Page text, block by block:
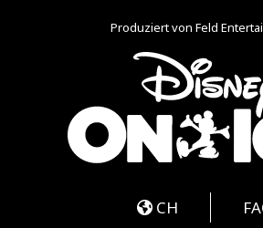
Produziert von Feld
CH